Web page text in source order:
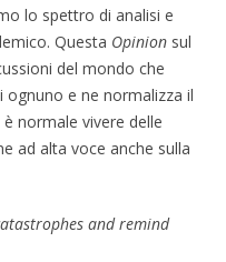
lo spettro di analisi e
Questa Opinion sul
del mondo che
ognuno e ne normalizza il
normale vivere delle
ad alta voce anche sulla
and remind